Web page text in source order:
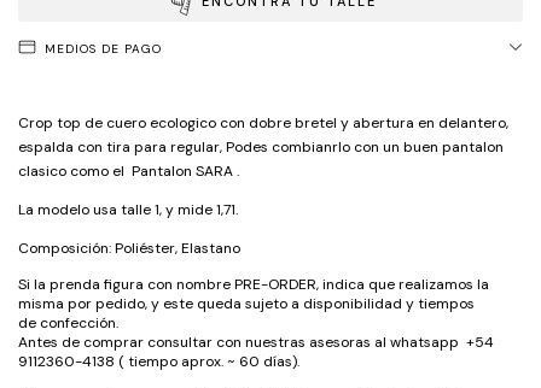
MEDIOS DE PAGO
Crop top de cuero ecologico con dobre bretel y abertura en delantero,
espalda con tira para regular, Podes combianrlo con un buen pantalon
clasico como el Pantalon SARA.
La modelo usa talle 1, y mide 1,71.
Composición: Poliéster, Elastano
Si la prenda figura con nombre PRE-ORDER, indica que realizamos la
misma por pedido, y este queda sujeto a disponibilidad y tiempos
de confección.
Antes de comprar consultar con nuestras asesoras al whatsapp +54
9112360-4138 ( tiempo aprox. ~ 60 días).